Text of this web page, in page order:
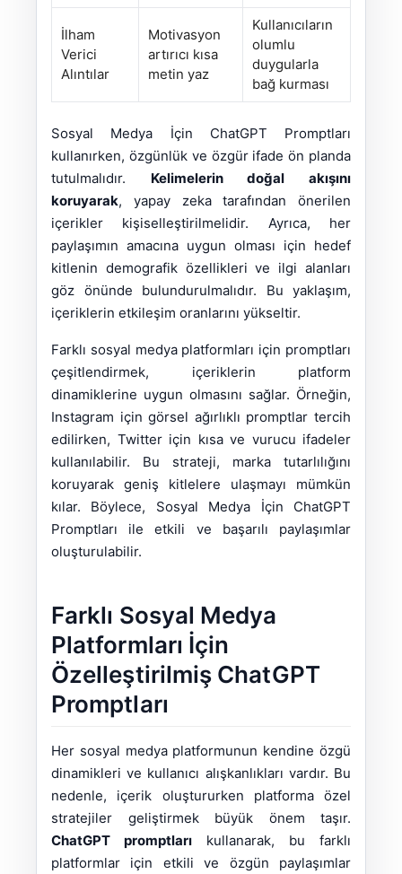
İlham
Verici
Alıntılar
Motivasyon
artırıcı kısa
metin yaz
Kullanıcıların
olumlu
duygularla
bağ kurması
Sosyal Medya İçin ChatGPT Promptları
kullanırken, özgünlük ve özgür ifade ön planda
tutulmalıdır. Kelimelerin doğal akışını
koruyarak, yapay zeka tarafından önerilen
içerikler kişiselleştirilmelidir. Ayrıca, her
paylaşımın amacına uygun olması için hedef
kitlenin demografik özellikleri ve ilgi alanları
göz önünde bulundurulmalıdır. Bu yaklaşım,
içeriklerin etkileşim oranlarını yükseltir.
Farklı sosyal medya platformları için promptları
çeşitlendirmek, içeriklerin platform
dinamiklerine uygun olmasını sağlar. Örneğin,
Instagram için görsel ağırlıklı promptlar tercih
edilirken, Twitter için kısa ve vurucu ifadeler
kullanılabilir. Bu strateji, marka tutarlılığını
koruyarak geniş kitlelere ulaşmayı mümkün
kılar. Böylece, Sosyal Medya İçin ChatGPT
Promptları ile etkili ve başarılı paylaşımlar
oluşturulabilir.
Farklı Sosyal Medya
Platformları İçin
Özelleştirilmiş ChatGPT
Promptları
Her sosyal medya platformunun kendine özgü
dinamikleri ve kullanıcı alışkanlıkları vardır. Bu
nedenle, içerik oluştururken platforma özel
stratejiler geliştirmek büyük önem taşır.
ChatGPT promptları kullanarak, bu farklı
platformlar için etkili ve özgün paylaşımlar